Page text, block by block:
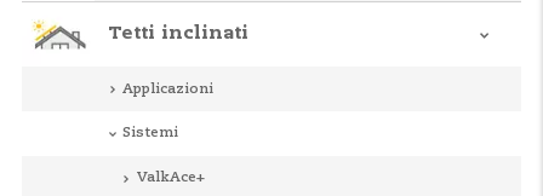
Tetti inclinati
Applicazioni
Sistemi
ValkAce+